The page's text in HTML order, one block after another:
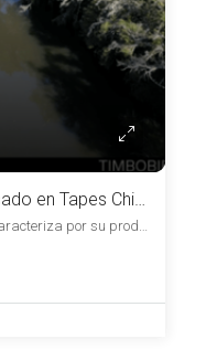
Campo en venta de 73ha ubicado en Tapes Chico, Lugar de Paz y Armonía.
Tapes chicos y Tapes, Lugar que lo caracteriza por su productividad y tranquilidad, , Tapes Chico